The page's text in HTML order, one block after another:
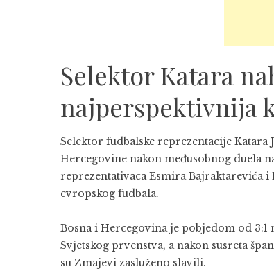
Selektor Katara
najperspektivnija
Selektor fudbalske reprezentacije
Hercegovine nakon međusobnog duela
reprezentativaca Esmira Bajraktarevića
evropskog fudbala.
Bosna i Hercegovina je pobjedom od
Svjetskog prvenstva, a nakon susreta
su Zmajevi zasluženo slavili.